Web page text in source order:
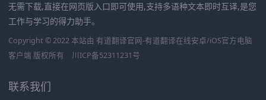
无需下载,直接在网页版入口即可使用,支持多语种文本即时互译,是您
工作与学习的得力助手。
Copyright © 2022 本站由 有道翻译官网-有道翻译在线安卓/iOS官方电脑
客户端 版权所有
川ICP备52311231号
联系我们